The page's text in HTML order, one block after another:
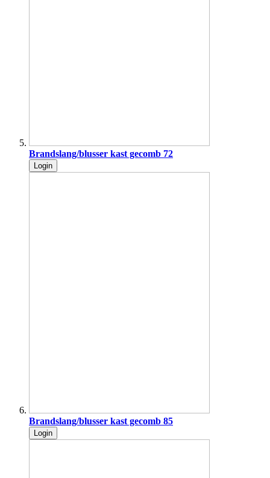
Brandslang/blusser kast gecomb 72
Login
Brandslang/blusser kast gecomb 85
Login